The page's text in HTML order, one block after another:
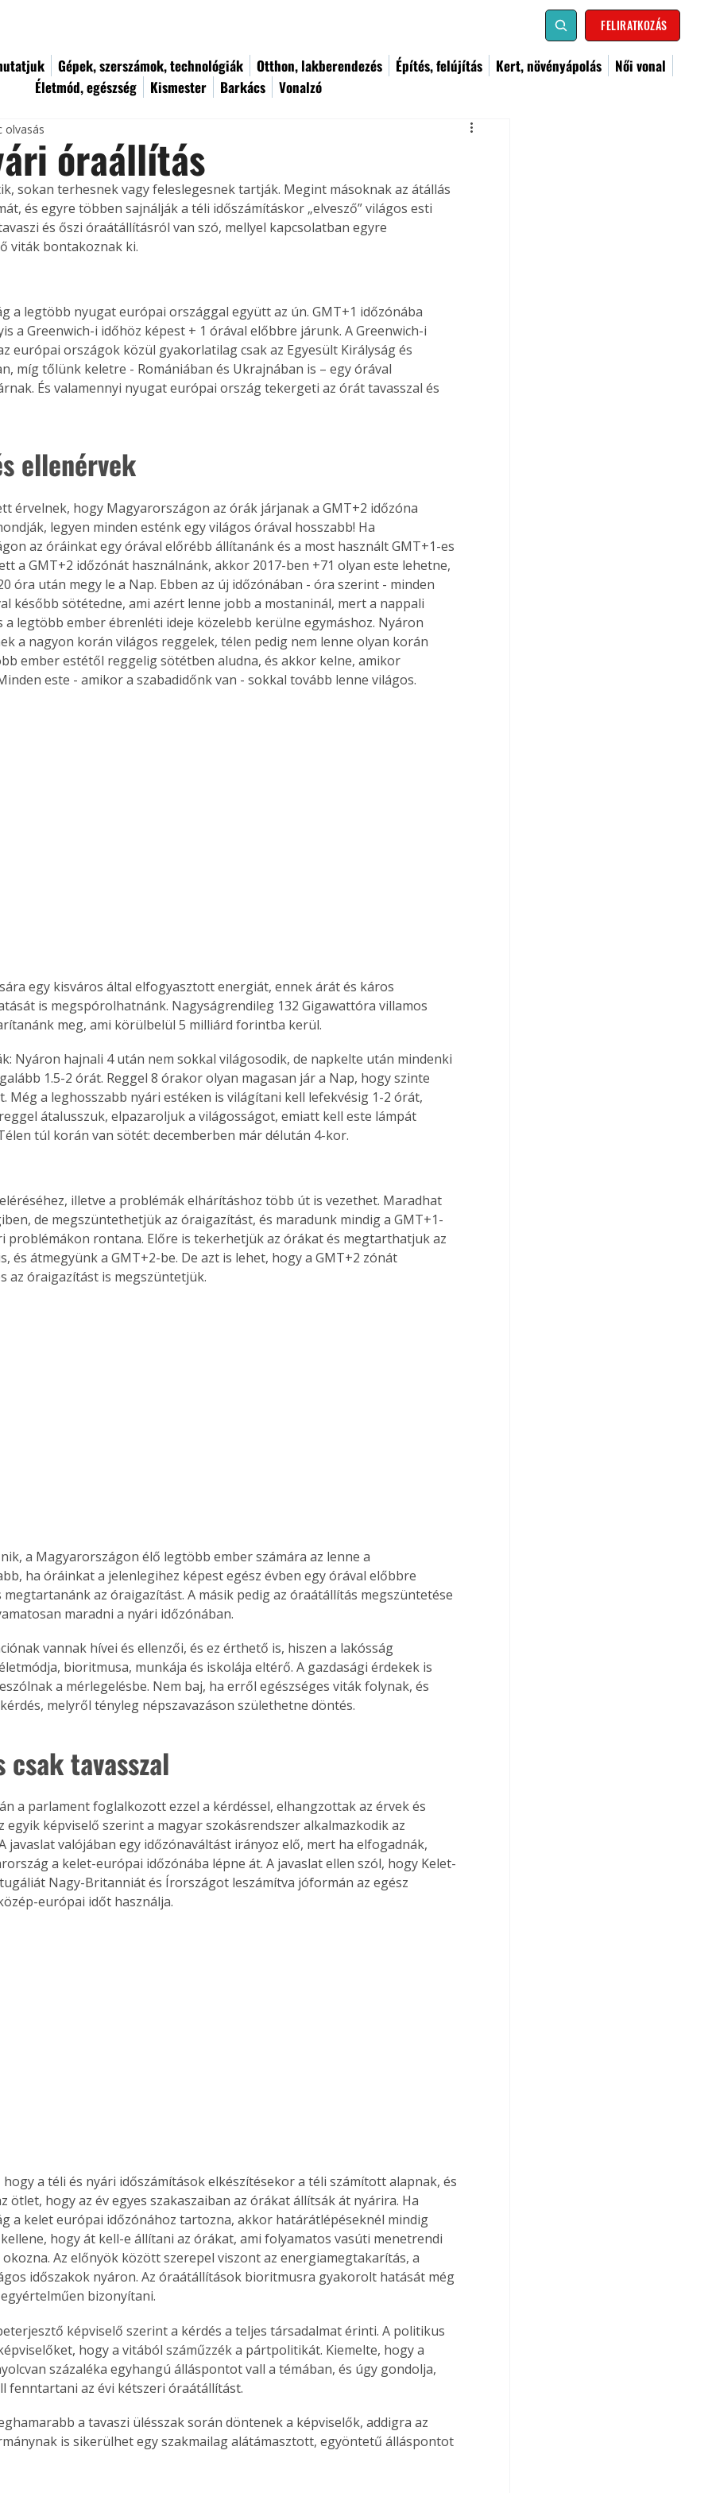
FELIRATKOZÁS
Gépek, szerszámok, technológiák Otthon, lakberendezés Építés, felújítás Kert, növényápolás
Női vonal
Életmód, egészség
Kismester Barkács Vonalzó
Old
új,
egyedi
vagy
élve
az
könyvek tetszőleges
párosítással kedvezményes
áron, 0 Ft postaköltséggel
megrendelhetők!
óraállítás
olvasás
sokan terhesnek vagy feleslegesnek tartják. Megint másoknak az átállás
és egyre többen sajnálják a téli időszámításkor „elvesző” világos esti
és őszi óraátállításról van szó, mellyel kapcsolatban egyre
viták bontakoznak ki.
a legtöbb nyugat európai országgal együtt az ún. GMT+1 időzónába
a Greenwich-i időhöz képest + 1 órával előbbre járunk. A Greenwich-i
európai országok közül gyakorlatilag csak az Egyesült Királyság és
míg tőlünk keletre - Romániában és Ukrajnában is – egy órával
És valamennyi nyugat európai ország tekergeti az órát tavasszal és
ellenérvek
érvelnek, hogy Magyarországon az órák járjanak a GMT+2 időzóna
legyen minden esténk egy világos órával hosszabb! Ha
az óráinkat egy órával előrébb állítanánk és a most használt GMT+1-es
a GMT+2 időzónát használnánk, akkor 2017-ben +71 olyan este lehetne,
óra után megy le a Nap. Ebben az új időzónában - óra szerint - minden
később sötétedne, ami azért lenne jobb a mostaninál, mert a nappali
a legtöbb ember ébrenléti ideje közelebb kerülne egymáshoz. Nyáron
a nagyon korán világos reggelek, télen pedig nem lenne olyan korán
ember estétől reggelig sötétben aludna, és akkor kelne, amikor
este - amikor a szabadidőnk van - sokkal tovább lenne világos.
egy kisváros által elfogyasztott energiát, ennek árát és káros
is megspórolhatnánk. Nagyságrendileg 132 Gigawattóra villamos
meg, ami körülbelül 5 milliárd forintba kerül.
Nyáron hajnali 4 után nem sokkal világosodik, de napkelte után mindenki
1.5-2 órát. Reggel 8 órakor olyan magasan jár a Nap, hogy szinte
Még a leghosszabb nyári estéken is világítani kell lefekvésig 1-2 órát,
átalusszuk, elpazaroljuk a világosságot, emiatt kell este lámpát
túl korán van sötét: decemberben már délután 4-kor.
illetve a problémák elhárításhoz több út is vezethet. Maradhat
de megszüntethetjük az óraigazítást, és maradunk mindig a GMT+1-
problémákon rontana. Előre is tekerhetjük az órákat és megtarthatjuk az
és átmegyünk a GMT+2-be. De azt is lehet, hogy a GMT+2 zónát
az óraigazítást is megszüntetjük.
a Magyarországon élő legtöbb ember számára az lenne a
ha óráinkat a jelenlegihez képest egész évben egy órával előbbre
az óraigazítást. A másik pedig az óraátállítás megszüntetése
maradni a nyári időzónában.
vannak hívei és ellenzői, és ez érthető is, hiszen a lakósság
bioritmusa, munkája és iskolája eltérő. A gazdasági érdekek is
a mérlegelésbe. Nem baj, ha erről egészséges viták folynak, és
melyről tényleg népszavazáson születhetne döntés.
csak tavasszal
a parlament foglalkozott ezzel a kérdéssel, elhangzottak az érvek és
egyik képviselő szerint a magyar szokásrendszer alkalmazkodik az
javaslat valójában egy időzónaváltást irányoz elő, mert ha elfogadnák,
a kelet-európai időzónába lépne át. A javaslat ellen szól, hogy Kelet-
Nagy-Britanniát és Írországot leszámítva jóformán az egész
európai időt használja.
a téli és nyári időszámítások elkészítésekor a téli számított alapnak, és
ötlet, hogy az év egyes szakaszaiban az órákat állítsák át nyárira. Ha
a kelet európai időzónához tartozna, akkor határátlépéseknél mindig
hogy át kell-e állítani az órákat, ami folyamatos vasúti menetrendi
Az előnyök között szerepel viszont az energiamegtakarítás, a
időszakok nyáron. Az óraátállítások bioritmusra gyakorolt hatását még
bizonyítani.
képviselő szerint a kérdés a teljes társadalmat érinti. A politikus
hogy a vitából száműzzék a pártpolitikát. Kiemelte, hogy a
százaléka egyhangú álláspontot vall a témában, és úgy gondolja,
fenntartani az évi kétszeri óraátállítást.
a tavaszi ülésszak során döntenek a képviselők, addigra az
is sikerülhet egy szakmailag alátámasztott, egyöntetű álláspontot